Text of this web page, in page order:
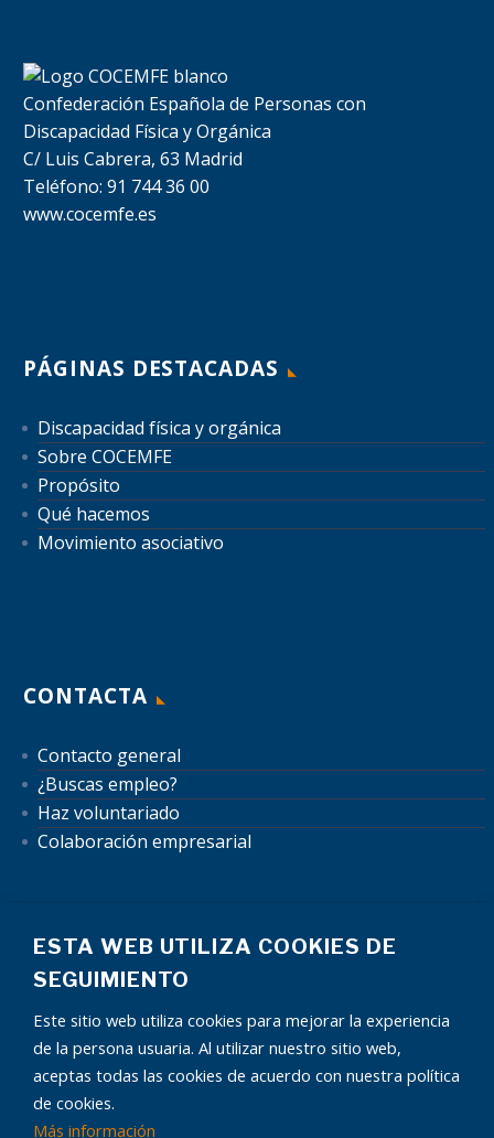
Confederación Española de Personas con
Discapacidad Física y Orgánica
C/ Luis Cabrera, 63 Madrid
Teléfono: 91 744 36 00
www.cocemfe.es
PÁGINAS DESTACADAS
Discapacidad física y orgánica
Sobre COCEMFE
Propósito
Qué hacemos
Movimiento asociativo
CONTACTA
Contacto general
¿Buscas empleo?
Haz voluntariado
Colaboración empresarial
Mapa del sitio Aviso Legal
Política de Privacidad
Política de Cookies
Autorización uso de datos
Condiciones publicidad
ESTA WEB UTILIZA COOKIES DE
SEGUIMIENTO
Este sitio web utiliza cookies para mejorar la experiencia
de la persona usuaria. Al utilizar nuestro sitio web,
aceptas todas las cookies de acuerdo con nuestra política
de cookies.
Más información